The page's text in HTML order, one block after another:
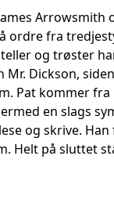
fra
og trøster
Dickson,
Pat kommer
en slags
og skrive.
Helt på sluttet